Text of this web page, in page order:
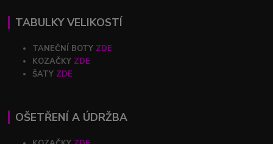
TABULKY VELIKOSTÍ
TANEČNÍ BOTY ZDE
KOZAČKY ZDE
ŠATY ZDE
OŠETŘENÍ A ÚDRŽBA